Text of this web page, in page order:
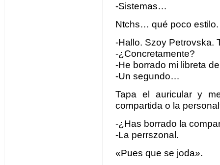
-Sistemas…
Ntchs… qué poco estilo.
-Hallo. Szoy Petrovska.
-¿Concretamente?
-He borrado mi libreta
-Un segundo…
Tapa el auricular y
compartida o la
-¿Has borrado la
-La perrszonal.
«Pues que se joda».